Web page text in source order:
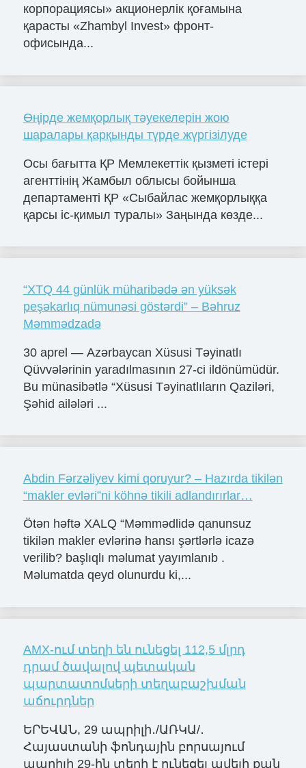
корпорациясы» акционерлік қоғамына
қарасты «Zhambyl Invest» фронт-
офисында...
Өңірде жемқорлық тәуекелерін жою
шаралары қарқынды түрде жүргізілуде
Осы бағытта ҚР Мемлекеттік қызметі істері
агенттінің Жамбыл облысы бойынша
департаменті ҚР «Сыбайлас жемқорлыққа
қарсы іс-қимыл туралы» Заңында көзде...
“XTQ 44 günlük müharibədə ən yüksək
peşəkarlıq nümunəsi göstərdi” – Bəhruz
Məmmədzadə
30 aprel — Azərbaycan Xüsusi Təyinatlı
Qüvvələrinin yaradılmasının 27-ci ildönümüdür.
Bu münasibətlə “Xüsusi Təyinatlıların Qaziləri,
Şəhid ailələri ...
Abdin Fərzəliyev kimi qoruyur? – Hazırda tikilən
“makler evləri”ni köhnə tikili adlandırırlar…
Ötən həftə XALQ “Məmmədlidə qanunsuz
tikilən makler evlərinə hansı şərtlərlə icazə
verilib? başlıqlı məlumat yayımlanıb .
Məlumatda qeyd olunurdu ki,...
AMX-ում տեղի են ունեցել 112,5 մլրդ
դրամ ծավալով պետական
պարտատոմսերի տեղաբաշխման
աճուրդներ
ԵՐԵՎԱՆ, 29 ապրիլի․/ԱՌԿԱ/․
Հայաստանի ֆոնդային բորսայում
ապրիլի 29-ին տեղի է ունեցել ավելի քան